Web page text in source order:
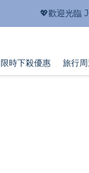
💖歡迎光臨
限時下殺優惠 旅行